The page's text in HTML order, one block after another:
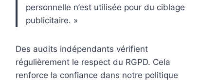
personnelle n’est utilisée pour du ciblage
publicitaire. »
Des audits indépendants vérifient
régulièrement le respect du RGPD. Cela
renforce la confiance dans notre politique